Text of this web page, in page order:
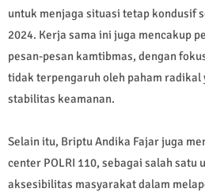
untuk menjaga situasi tetap kondusif
2024. Kerja sama ini juga mencakup
pesan-pesan kamtibmas, dengan
tidak terpengaruh oleh paham radikal
stabilitas keamanan.
Selain itu, Briptu Andika Fajar juga
center POLRI 110, sebagai salah satu
aksesibilitas masyarakat dalam